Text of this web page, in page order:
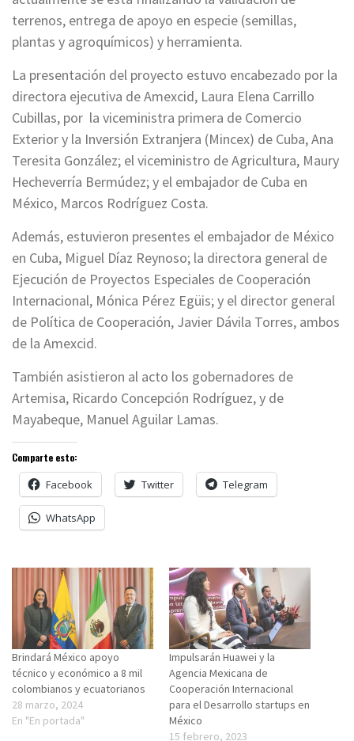
terrenos, entrega de apoyo en especie (semillas,
plantas y agroquímicos) y herramienta.
La presentación del proyecto estuvo encabezado por la
directora ejecutiva de Amexcid, Laura Elena Carrillo
Cubillas, por la viceministra primera de Comercio
Exterior y la Inversión Extranjera (Mincex) de Cuba, Ana
Teresita González; el viceministro de Agricultura, Maury
Hecheverría Bermúdez; y el embajador de Cuba en
México, Marcos Rodríguez Costa.
Además, estuvieron presentes el embajador de México
en Cuba, Miguel Díaz Reynoso; la directora general de
Ejecución de Proyectos Especiales de Cooperación
Internacional, Mónica Pérez Egüis; y el director general
de Política de Cooperación, Javier Dávila Torres, ambos
de la Amexcid.
También asistieron al acto los gobernadores de
Artemisa, Ricardo Concepción Rodríguez, y de
Mayabeque, Manuel Aguilar Lamas.
Comparte esto:
Facebook Twitter Telegram
WhatsApp
Brindará México apoyo
técnico y económico a 8 mil
colombianos y ecuatorianos
28 marzo, 2024
En "En portada"
Impulsarán Huawei y la
Agencia Mexicana de
Cooperación Internacional
para el Desarrollo startups en
México
15 febrero, 2023